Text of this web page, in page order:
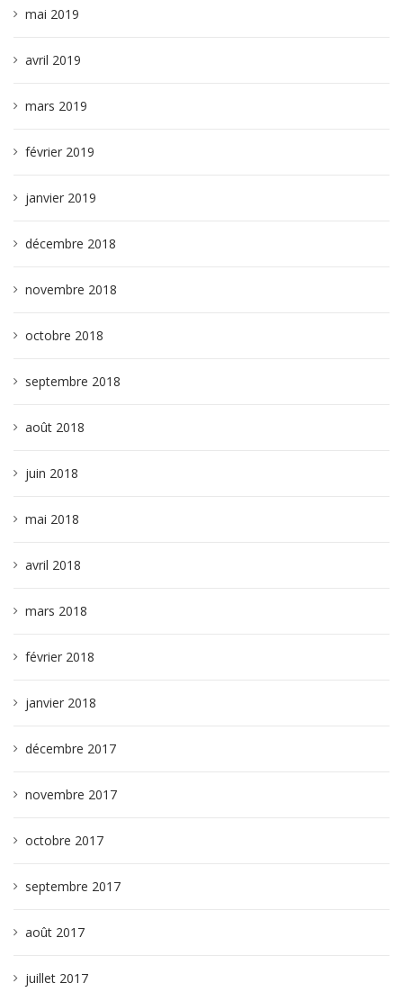
mai 2019
avril 2019
mars 2019
février 2019
janvier 2019
décembre 2018
novembre 2018
octobre 2018
septembre 2018
août 2018
juin 2018
mai 2018
avril 2018
mars 2018
février 2018
janvier 2018
décembre 2017
novembre 2017
octobre 2017
septembre 2017
août 2017
juillet 2017